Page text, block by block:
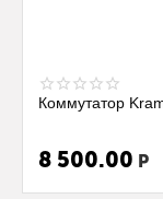
Коммутатор
8 500.00 Р